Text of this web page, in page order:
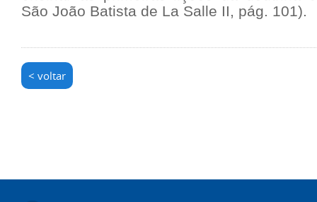
São João Batista de La Salle II, pág. 101).
< voltar